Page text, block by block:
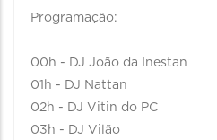
Programação:
00h - DJ João da Inestan
01h - DJ Nattan
02h - DJ Vitin do PC
03h - DJ Vilão